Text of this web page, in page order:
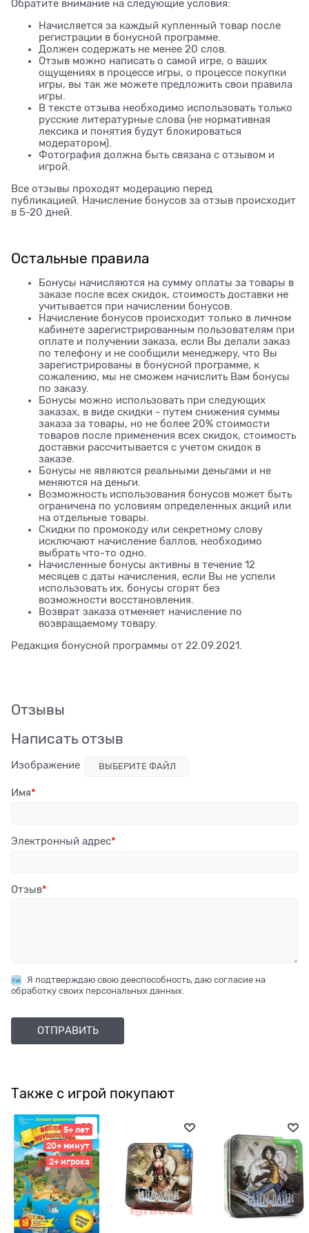
Обратите внимание на следующие условия:
Начисляется за каждый купленный товар после
регистрации в бонусной программе.
Должен содержать не менее 20 слов.
Отзыв можно написать о самой игре, о ваших
ощущениях в процессе игры, о процессе покупки
игры, вы так же можете предложить свои правила
игры.
В тексте отзыва необходимо использовать только
русские литературные слова (не нормативная
лексика и понятия будут блокироваться
модератором).
Фотография должна быть связана с отзывом и
игрой.
Все отзывы проходят модерацию перед
публикацией. Начисление бонусов за отзыв происходит
в 5-20 дней.
Остальные правила
Бонусы начисляются на сумму оплаты за товары в
заказе после всех скидок, стоимость доставки не
учитывается при начислении бонусов.
Начисление бонусов происходит только в личном
кабинете зарегистрированным пользователям при
оплате и получении заказа, если Вы делали заказ
по телефону и не сообщили менеджеру, что Вы
зарегистрированы в бонусной программе, к
сожалению, мы не сможем начислить Вам бонусы
по заказу.
Бонусы можно использовать при следующих
заказах, в виде скидки - путем снижения суммы
заказа за товары, но не более 20% стоимости
товаров после применения всех скидок, стоимость
доставки рассчитывается с учетом скидок в
заказе.
Бонусы не являются реальными деньгами и не
меняются на деньги.
Возможность использования бонусов может быть
ограничена по условиям определенных акций или
на отдельные товары.
Скидки по промокоду или секретному слову
исключают начисление баллов, необходимо
выбрать что-то одно.
Начисленные бонусы активны в течение 12
месяцев с даты начисления, если Вы не успели
использовать их, бонусы сгорят без
возможности восстановления.
Возврат заказа отменяет начисление по
возвращаемому товару.
Редакция бонусной программы от 22.09.2021.
Отзывы
Написать отзыв
Изображение ВЫБЕРИТЕ ФАЙЛ
Имя
Электронный адрес
Отзыв
Я подтверждаю свою дееспособность, даю согласие на
обработку своих персональных данных.
Также с игрой покупают
5+ лет
20+ минут
2+ игрока